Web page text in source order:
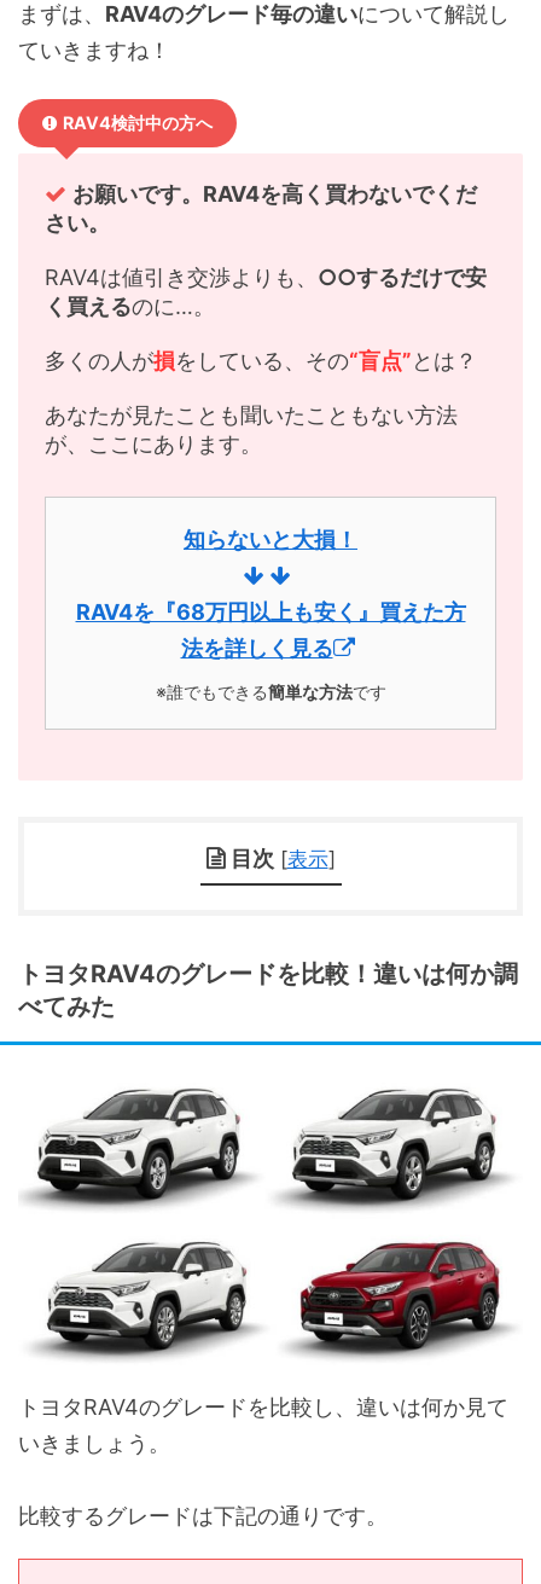
まずは、 RAV4のグレード毎の違いについて解説し
ていきますね！
RAV4検討中の方へ
お願いです。RAV4を高く買わないでくだ
さい。
RAV4は値引き交渉よりも、 ○○するだけで安
く買えるのに…。
多くの人が損をしている、その“盲点”とは？
あなたが見たことも聞いたこともない方法
が、ここにあります。
知らないと大損！
RAV4を『68万円以上も安く』買えた方
法を詳しく見る
※誰でもできる簡単な方法です
目次 [表示]
トヨタRAV4のグレードを比較！違いは何か調
べてみた
トヨタRAV4のグレードを比較し、違いは何か見て
いきましょう。
比較するグレードは下記の通りです。